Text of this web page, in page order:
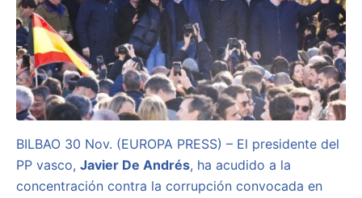
BILBAO 30 Nov. (EUROPA PRESS) – El presidente del
PP vasco, Javier De Andrés, ha acudido a la
concentración contra la corrupción convocada en